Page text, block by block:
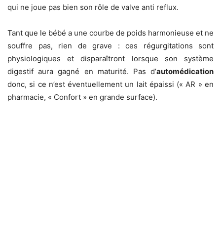
qui ne joue pas bien son rôle de valve anti reflux.
Tant que le bébé a une courbe de poids harmonieuse et ne
souffre pas, rien de grave : ces régurgitations sont
physiologiques et disparaîtront lorsque son système
digestif aura gagné en maturité. Pas d’automédication
donc, si ce n’est éventuellement un lait épaissi (« AR » en
pharmacie, « Confort » en grande surface).